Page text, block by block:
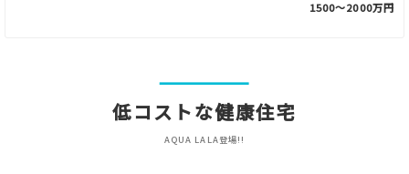
1500〜2000万円
低コストな健康住宅
AQUA LALA登場!!